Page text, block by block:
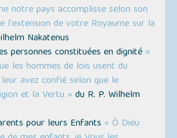
notre pays accomplisse selon son
l'extension de votre Royaume sur la
Nakatenus
personnes constituées en dignité «
les hommes de lois usent du
avez confié selon que le
et la Vertu » du R. P. Wilhelm
pour leurs Enfants « Ô Dieu